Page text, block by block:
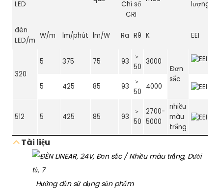
LED
Chỉ số
CRI
lượng
đèn
LED/m
W/m lm/phút lm/W Ra R9 K EEI
320
5 375 75 93
＞
50
3000
Đơn
sắc
5 425 85 93
＞
50
4000
512 5 425 85 93
＞
50
2700-
5000
nhiều
màu
trắng
Tài liệu
Hướng dẫn sử dụng sản phẩm